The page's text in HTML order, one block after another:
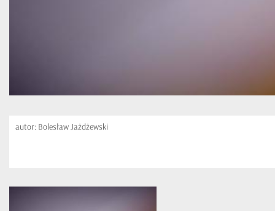
autor: Bolesław Jażdżewski